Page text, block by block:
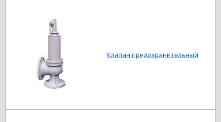
Клапан предохранительный